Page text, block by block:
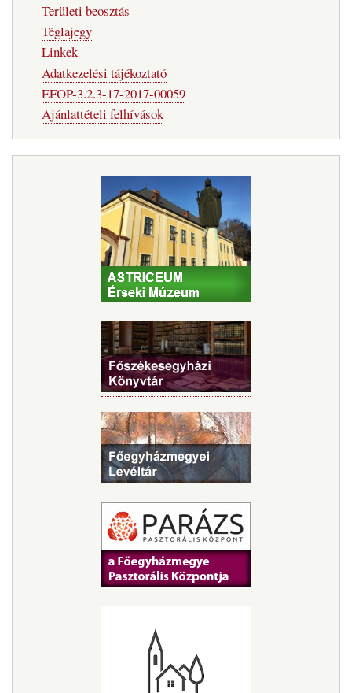
Területi beosztás
Téglajegy
Linkek
Adatkezelési tájékoztató
EFOP-3.2.3-17-2017-00059
Ajánlattételi felhívások